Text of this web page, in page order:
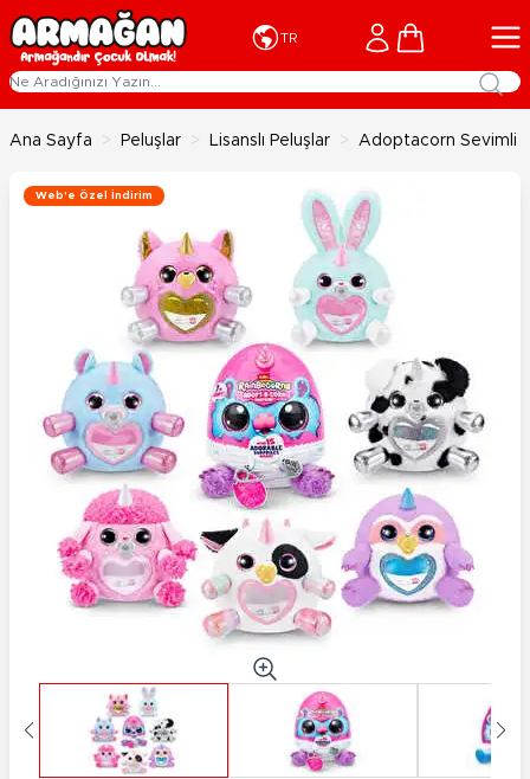
İçeriğe geç
TR Cart
Ana Sayfa > Peluşlar > Lisanslı Peluşlar > Adoptacorn Sevimli
Web'e Özel İndirim